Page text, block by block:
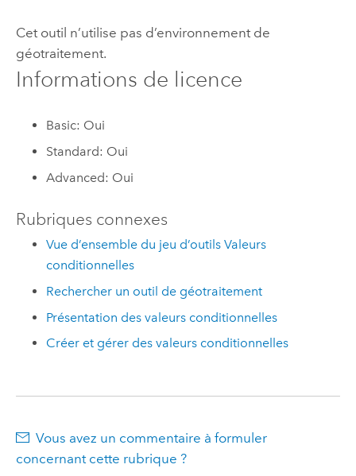
Cet outil n’utilise pas d’environnement de
géotraitement.
Informations de licence
Basic: Oui
Standard: Oui
Advanced: Oui
Rubriques connexes
Vue d’ensemble du jeu d’outils Valeurs
conditionnelles
Rechercher un outil de géotraitement
Présentation des valeurs conditionnelles
Créer et gérer des valeurs conditionnelles
Vous avez un commentaire à formuler
concernant cette rubrique ?